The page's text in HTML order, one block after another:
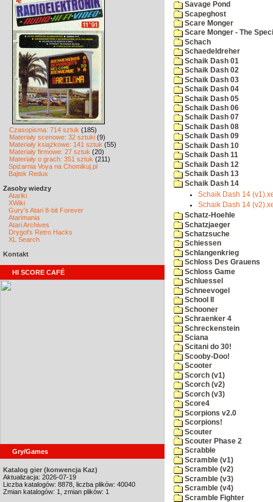
Czasopisma: 714 sztuk (185)
Materiały scenowe: 32 sztuki (9)
Materiały książkowe: 141 sztuk (55)
Materiały firmowe: 27 sztuk (20)
Materiały o grach: 351 sztuk (211)
Spiżarnia Voya na Chomikuj.pl
Bajtek Redux
Zasoby wiedzy
Atariki
XWiki
Gury's Atari 8-bit Forever
Atarimania
Atari Archives
Drygol's Retro Hacks
XL Search
Kontakt
HI SCORE CAFÉ
Gry/Games
Katalog gier (konwencja Kaz)
Aktualizacja: 2026-07-19
Liczba katalogów: 8878, liczba plików: 40040
Zmian katalogów: 1, zmian plików: 1
Savage Pond
Scapeghost
Scare Monger
Scare Monger - The
Schach
Schaedeldreher
Schaik Dash 01
Schaik Dash 02
Schaik Dash 03
Schaik Dash 04
Schaik Dash 05
Schaik Dash 06
Schaik Dash 07
Schaik Dash 08
Schaik Dash 09
Schaik Dash 10
Schaik Dash 11
Schaik Dash 12
Schaik Dash 13
Schaik Dash 14
Schaik Dash 14
Schaik Dash 14
Schatz-Hoehle
Schatzjaeger
Schatzsuche
Schiessen
Schlangenkrieg
Schloss Des Grauens
Schloss Game
Schluessel
Schneevogel
School II
Schooner
Schraenker 4
Schreckenstein
Sciana
Scitani do 30!
Scooby-Doo!
Scooter
Scorch (v1)
Scorch (v2)
Scorch (v3)
Score4
Scorpions v2.0
Scorpions!
Scouter
Scouter Phase 2
Scrabble
Scramble (v1)
Scramble (v2)
Scramble (v3)
Scramble (v4)
Scramble Fighter